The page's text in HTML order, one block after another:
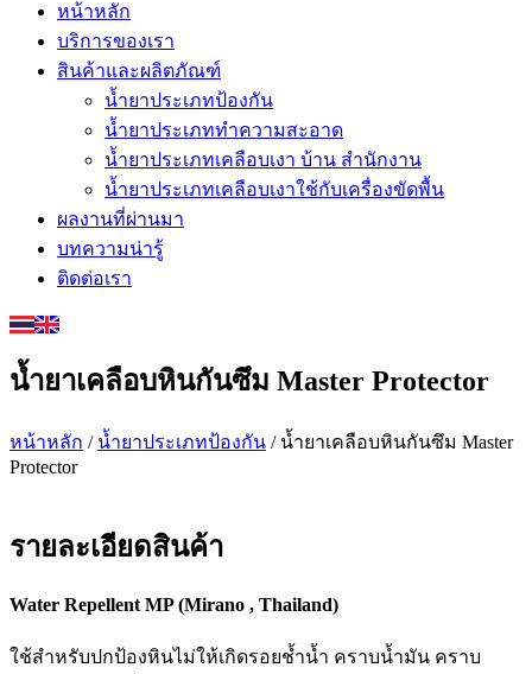
หน้าหลัก
บริการของเรา
สินค้าและผลิตภัณฑ์
น้ำยาประเภทป้องกัน
น้ำยาประเภททำความสะอาด
น้ำยาประเภทเคลือบเงา บ้าน สำนักงาน
น้ำยาประเภทเคลือบเงาใช้กับเครื่องขัดพื้น
ผลงานที่ผ่านมา
บทความน่ารู้
ติดต่อเรา
น้ำยาเคลือบหินกันซึม Master Protector
หน้าหลัก / น้ำยาประเภทป้องกัน / น้ำยาเคลือบหินกันซึม Master
Protector
รายละเอียดสินค้า
Water Repellent MP (Mirano , Thailand)
ใช้สำหรับปกป้องหินไม่ให้เกิดรอยช้ำน้ำ คราบน้ำมัน คราบ